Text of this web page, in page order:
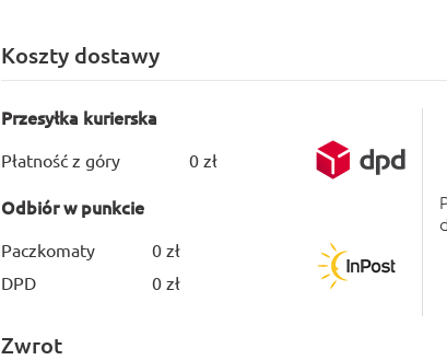
Koszty dostawy
Przesyłka kurierska
Płatność z góry 0 zł
Odbiór w punkcie
Paczkomaty
0 zł
DPD
0 zł
Zwrot